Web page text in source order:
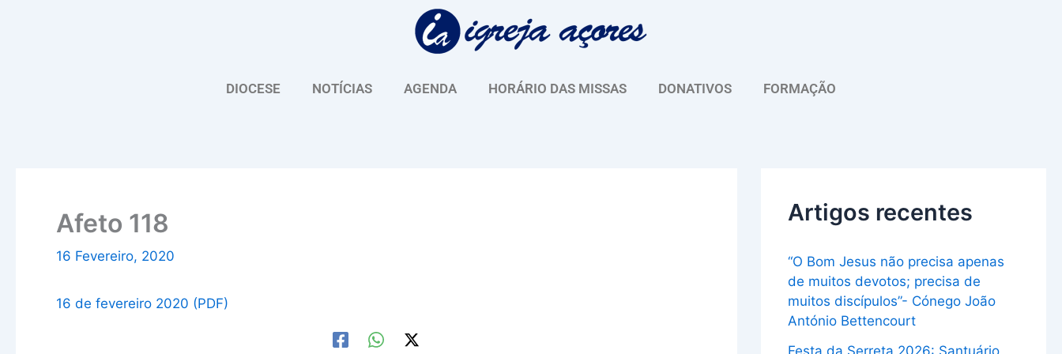
DIOCESE NOTÍCIAS AGENDA HORÁRIO DAS MISSAS DONATIVOS FORMAÇÃO
Afeto 118
16 Fevereiro, 2020
16 de fevereiro 2020 (PDF)
Artigos recentes
“O Bom Jesus não precisa apenas
de muitos devotos; precisa de
muitos discípulos”- Cónego João
António Bettencourt
Festa da Serreta 2026: Santuário
u